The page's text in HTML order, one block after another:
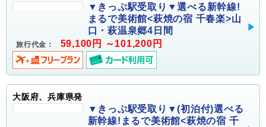
▼きっぷ駅受取り▼選べる新幹線!
まるで美術館<萩焼の宿 千春楽>山
口・萩温泉郷4日間
旅行代金： 59,100円 ～101,200円
大阪府、兵庫県発
▼きっぷ駅受取り▼(初泊付)選べる
新幹線!まるで美術館<萩焼の宿 千